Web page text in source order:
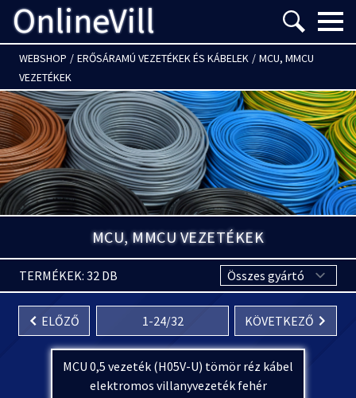
OnlineVill Menü
WEBSHOP / ERŐSÁRAMÚ VEZETÉKEK ÉS KÁBELEK / MCU, MMCU
VEZETÉKEK
MCU, MMCU VEZETÉKEK
TERMÉKEK: 32 DB
ELŐZŐ 1-24/32 KÖVETKEZŐ
MCU 0,5 vezeték (H05V-U) tömör réz kábel
elektromos villanyvezeték fehér